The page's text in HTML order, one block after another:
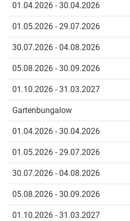
01.04.2026 - 30.04.2026
01.05.2026 - 29.07.2026
30.07.2026 - 04.08.2026
05.08.2026 - 30.09.2026
01.10.2026 - 31.03.2027
Gartenbungalow
01.04.2026 - 30.04.2026
01.05.2026 - 29.07.2026
30.07.2026 - 04.08.2026
05.08.2026 - 30.09.2026
01.10.2026 - 31.03.2027